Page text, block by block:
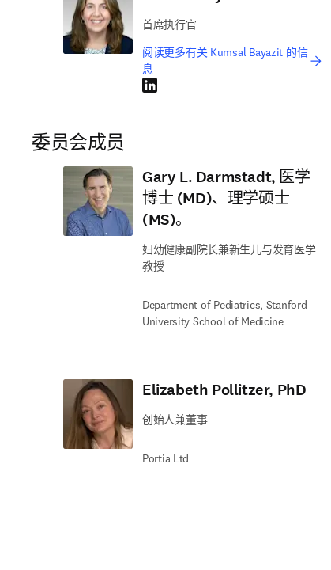
首席执行官
阅读更多有关 Kumsal Bayazit 的信
息
LinkedIn 在新的选项卡/窗口中打开
委员会成员
Gary L. Darmstadt, 医学
博士 (MD)、理学硕士
(MS)。
妇幼健康副院长兼新生儿与发育医学
教授
Department of Pediatrics, Stanford
University School of Medicine
Elizabeth Pollitzer, PhD
创始人兼董事
Portia Ltd